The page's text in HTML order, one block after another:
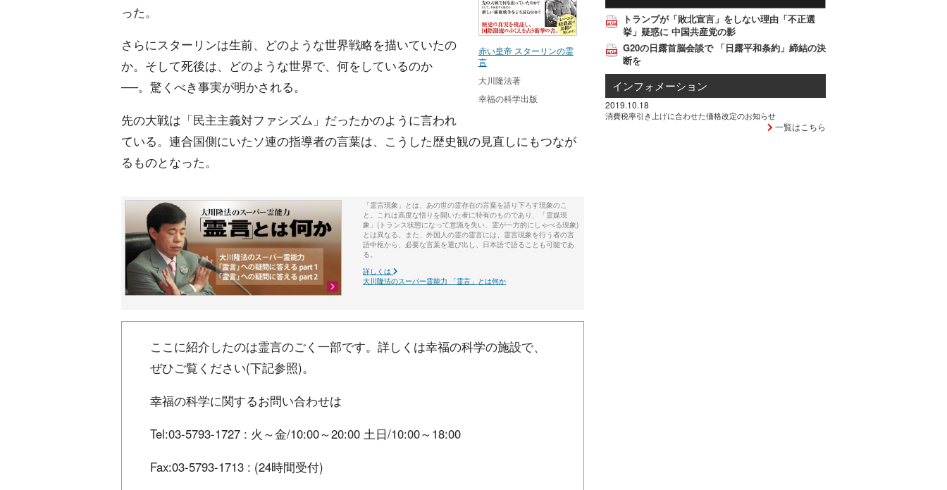
赤い皇帝 スターリンの霊
言
大川隆法著
幸福の科学出版
った。
さらにスターリンは生前、どのような世界戦略を描いていたの
か。そして死後は、どのような世界で、何をしているのか
──。驚くべき事実が明かされる。
先の大戦は「民主主義対ファシズム」だったかのように言われ
ている。連合国側にいたソ連の指導者の言葉は、こうした歴史観の見直しにもつなが
るものとなった。
「霊言現象」とは、あの世の霊存在の言葉を語り下ろす現象のこ
と。これは高度な悟りを開いた者に特有のものであり、「霊媒現
象」(トランス状態になって意識を失い、霊が一方的にしゃべる現象)
とは異なる。また、外国人の霊の霊言には、霊言現象を行う者の言
語中枢から、必要な言葉を選び出し、日本語で語ることも可能であ
る。
詳しくは
大川隆法のスーパー霊能力 「霊言」とは何か
ここに紹介したのは霊言のごく一部です。詳しくは幸福の科学の施設で、
ぜひご覧ください(下記参照)。
幸福の科学に関するお問い合わせは
Tel:03-5793-1727 : 火～金/10:00～20:00 土日/10:00～18:00
Fax:03-5793-1713 : (24時間受付)
トランプが「敗北宣言」をしない理由「不正選
挙」疑惑に 中国共産党の影
G20の日露首脳会談で 「日露平和条約」締結の決
断を
インフォメーション
2019.10.18
消費税率引き上げに合わせた価格改定のお知らせ
一覧はこちら